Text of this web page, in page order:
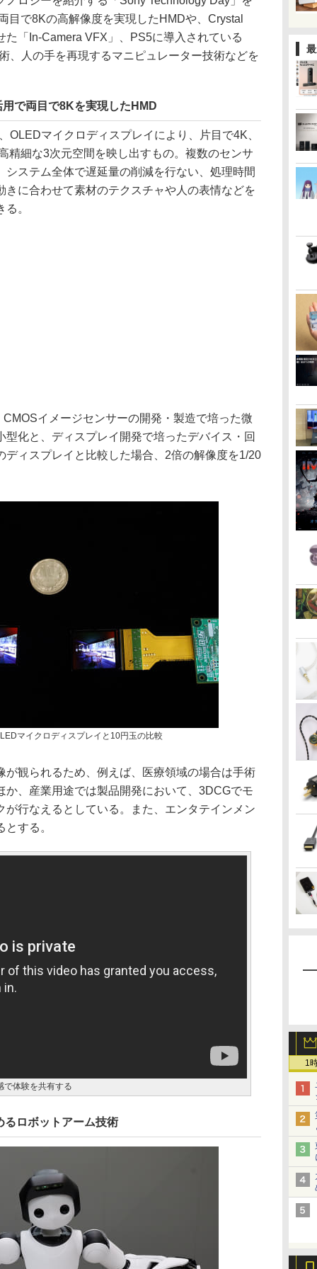
1
目で8Kの高解像度を実現したHMDや、Crystal
「In-Camera VFX」、PS5に導入されている
、人の手を再現するマニピュレーター技術などを
で両目で8Kを実現したHMD
OLEDマイクロディスプレイにより、片目で4K、
精細な3次元空間を映し出すもの。複数のセンサ
ステム全体で遅延量の削減を行ない、処理時間
きに合わせて素材のテクスチャや人の表情などを
。
イメージセンサーの開発・製造で培った微
化と、ディスプレイ開発で培ったデバイス・回
ディスプレイと比較した場合、2倍の解像度を1/20
マイクロディスプレイと10円玉の比較
が観られるため、例えば、医療領域の場合は手術
か、産業用途では製品開発において、3DCGでモ
が行なえるとしている。また、エンタテインメン
する。
で体験を共有する
るロボットアーム技術